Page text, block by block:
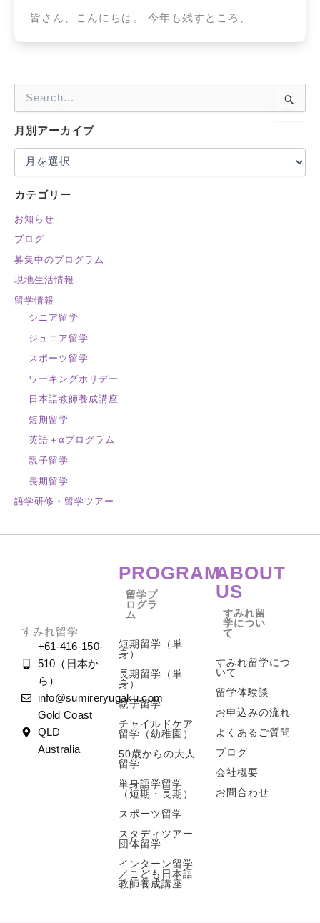
皆さん、こんにちは。 今年も残すところ、
索
対
月別アーカイブ
カテゴリー
お知らせ
ブログ
募集中のプログラム
現地生活情報
留学情報
シニア留学
ジュニア留学
スポーツ留学
ワーキングホリデー
日本語教師養成講座
短期留学
英語＋αプログラム
親子留学
長期留学
語学研修・留学ツアー
すみれ留学
+61-416-150-
510（日本か
ら）
info@sumireryugaku.com
Gold Coast
QLD
Australia
PROGRAM
留学プ
ログラ
ム
短期留学（単
身）
長期留学（単
身）
親子留学
チャイルドケア
留学（幼稚園）
50歳からの大人
留学
単身語学留学
（短期・長期）
スポーツ留学
スタディツアー
団体留学
インターン留学
／こども日本語
教師養成講座
ABOUT
US
すみれ留
学につい
て
すみれ留学につ
いて
留学体験談
お申込みの流れ
よくあるご質問
ブログ
会社概要
お問合わせ